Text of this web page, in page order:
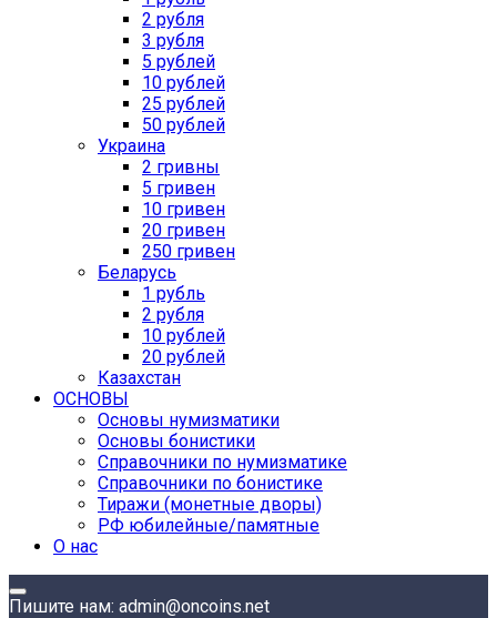
2 рубля
3 рубля
5 рублей
10 рублей
25 рублей
50 рублей
Украина
2 гривны
5 гривен
10 гривен
20 гривен
250 гривен
Беларусь
1 рубль
2 рубля
10 рублей
20 рублей
Казахстан
ОСНОВЫ
Основы нумизматики
Основы бонистики
Справочники по нумизматике
Справочники по бонистике
Тиражи (монетные дворы)
РФ юбилейные/памятные
О нас
Пишите нам: admin@oncoins.net